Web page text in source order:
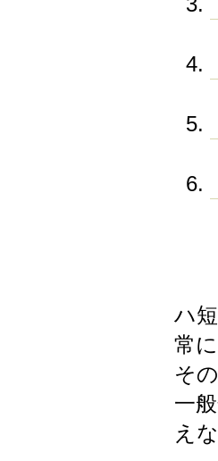
ハ
常
そ
一
え